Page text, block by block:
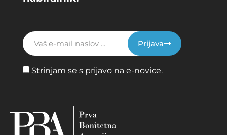
Strinjam se s prijavo na e-novice.
Prijava